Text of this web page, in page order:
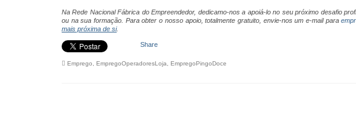
Na Rede Nacional Fábrica do Empreendedor, dedicamo-nos a apoiá-lo no seu próximo desafio
ou na sua formação. Para obter o nosso apoio, totalmente gratuito, envie-nos um e-mail para
mais próxima de si.
Share
Emprego, EmpregoOperadoresLoja, EmpregoPingoDoce